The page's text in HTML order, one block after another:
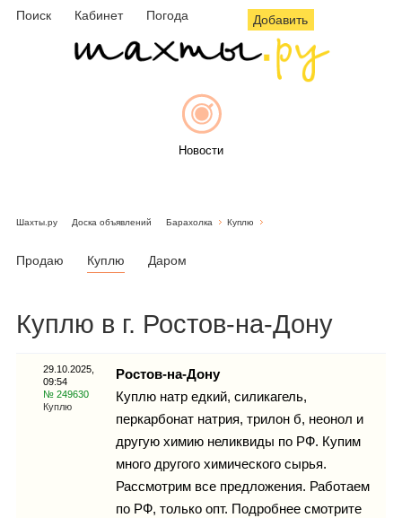
Поиск Кабинет Погода Добавить
Новости
Объявления
Каталог
Инфо
Шахты.ру Доска объявлений Барахолка Куплю
Продаю Куплю Даром
Куплю в г. Ростов-на-Дону
29.10.2025,
09:54
№ 249630
Куплю
Ростов-на-Дону
Куплю натр едкий, силикагель,
перкарбонат натрия, трилон б, неонол и
другую химию неликвиды по РФ. Купим
много другого химического сырья.
Рассмотрим все предложения. Работаем
по РФ, только опт. Подробнее смотрите